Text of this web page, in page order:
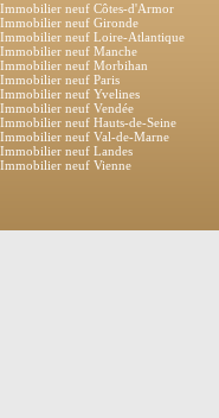
Immobilier neuf Côtes-d'Armor
Immobilier neuf Gironde
Immobilier neuf Loire-Atlantique
Immobilier neuf Manche
Immobilier neuf Morbihan
Immobilier neuf Paris
Immobilier neuf Yvelines
Immobilier neuf Vendée
Immobilier neuf Hauts-de-Seine
Immobilier neuf Val-de-Marne
Immobilier neuf Landes
Immobilier neuf Vienne